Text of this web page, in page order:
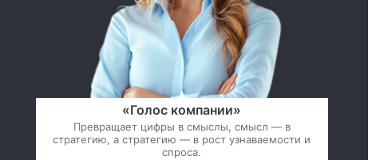
«Голос компании»
Превращает цифры в смыслы, смысл — в
стратегию, а стратегию — в рост узнаваемости и
спроса.